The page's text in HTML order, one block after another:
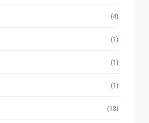
(4)
(1)
(1)
(1)
(13)